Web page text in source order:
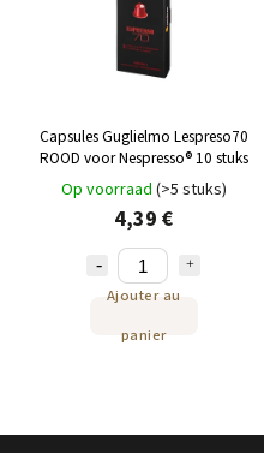
Capsules Guglielmo Lespreso70
ROOD voor Nespresso® 10 stuks
Op voorraad (>5 stuks)
4,39 €
Ajouter au
panier